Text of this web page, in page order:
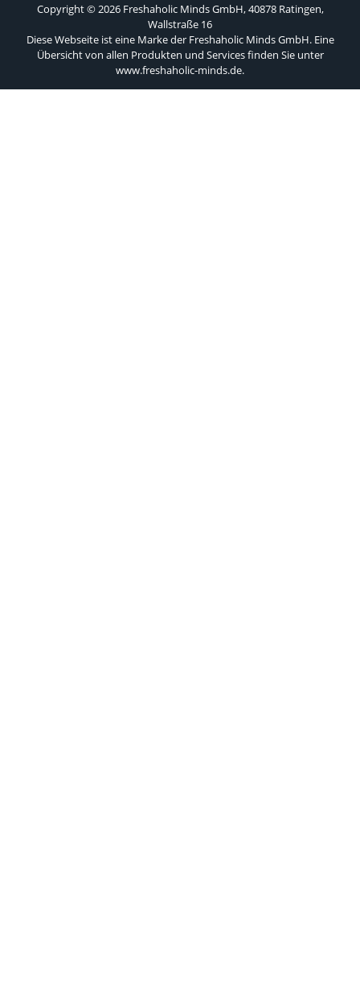
Copyright © 2026 Freshaholic Minds GmbH, 40878 Ratingen,
Wallstraße 16
Diese Webseite ist eine Marke der Freshaholic Minds GmbH. Eine
Übersicht von allen Produkten und Services finden Sie unter
www.freshaholic-minds.de.